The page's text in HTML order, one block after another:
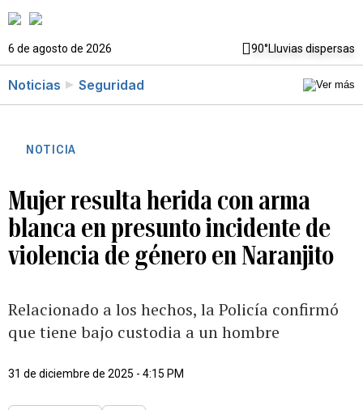
6 de agosto de 2026 90°Lluvias dispersas
Noticias Seguridad
NOTICIA
Mujer resulta herida con arma
blanca en presunto incidente de
violencia de género en Naranjito
Relacionado a los hechos, la Policía confirmó
que tiene bajo custodia a un hombre
31 de diciembre de 2025 - 4:15 PM